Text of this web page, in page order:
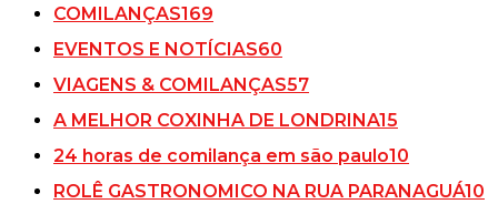
COMILANÇAS169
EVENTOS E NOTÍCIAS60
VIAGENS & COMILANÇAS57
A MELHOR COXINHA DE LONDRINA15
24 horas de comilança em são paulo10
ROLÊ GASTRONOMICO NA RUA PARANAGUÁ10